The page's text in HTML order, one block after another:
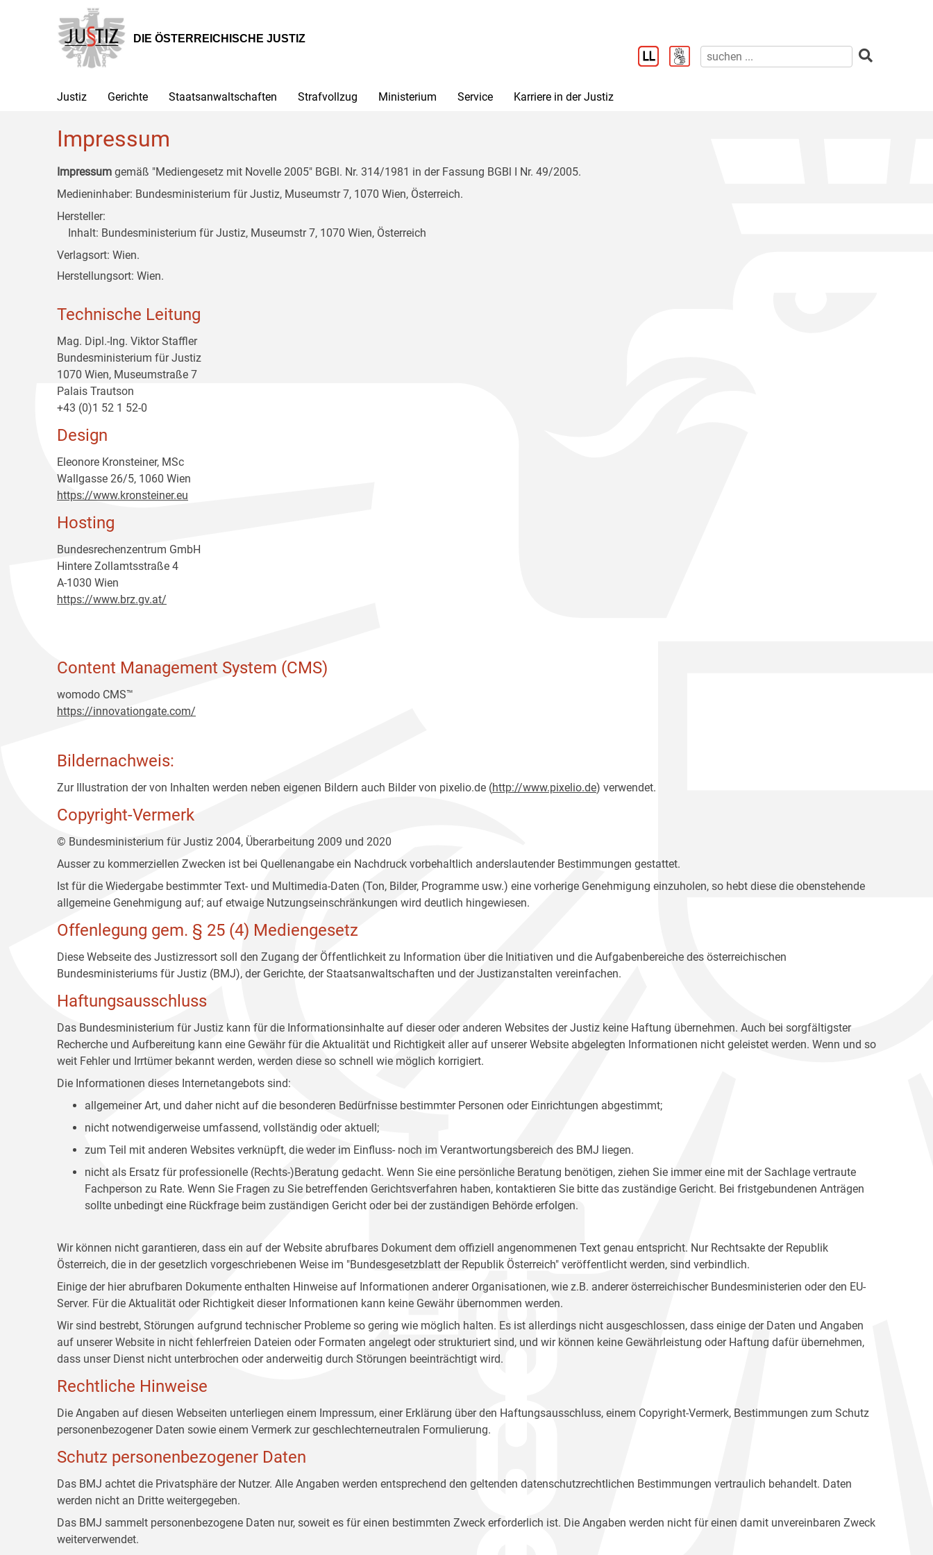
Hauptnavigation
[1]
Inhalt
[2]
Untermenü
[3]
DIE ÖSTERREICHISCHE JUSTIZ
Justiz Gerichte Staatsanwaltschaften Strafvollzug Ministerium Service Karriere in der Justiz
Impressum
Impressum gemäß "Mediengesetz mit Novelle 2005" BGBl. Nr. 314/1981 in der Fassung BGBl I Nr. 49/2005.
Medieninhaber: Bundesministerium für Justiz, Museumstr 7, 1070 Wien, Österreich.
Hersteller:
Inhalt: Bundesministerium für Justiz, Museumstr 7, 1070 Wien, Österreich
Verlagsort: Wien.
Herstellungsort: Wien.
Technische Leitung
Mag. Dipl.-Ing. Viktor Staffler
Bundesministerium für Justiz
1070 Wien, Museumstraße 7
Palais Trautson
+43 (0)1 52 1 52-0
Design
Eleonore Kronsteiner, MSc
Wallgasse 26/5, 1060 Wien
https://www.kronsteiner.eu
Hosting
Bundesrechenzentrum GmbH
Hintere Zollamtsstraße 4
A-1030 Wien
https://www.brz.gv.at/
Content Management System (CMS)
womodo CMS™
https://innovationgate.com/
Bildernachweis:
Zur Illustration der von Inhalten werden neben eigenen Bildern auch Bilder von pixelio.de (http://www.pixelio.de) verwendet.
Copyright-Vermerk
© Bundesministerium für Justiz 2004, Überarbeitung 2009 und 2020
Ausser zu kommerziellen Zwecken ist bei Quellenangabe ein Nachdruck vorbehaltlich anderslautender Bestimmungen gestattet.
Ist für die Wiedergabe bestimmter Text- und Multimedia-Daten (Ton, Bilder, Programme usw.) eine vorherige Genehmigung einzuholen, so hebt diese die obenstehende
allgemeine Genehmigung auf; auf etwaige Nutzungseinschränkungen wird deutlich hingewiesen.
Offenlegung gem. § 25 (4) Mediengesetz
Diese Webseite des Justizressort soll den Zugang der Öffentlichkeit zu Information über die Initiativen und die Aufgabenbereiche des österreichischen
Bundesministeriums für Justiz (BMJ), der Gerichte, der Staatsanwaltschaften und der Justizanstalten vereinfachen.
Haftungsausschluss
Das Bundesministerium für Justiz kann für die Informationsinhalte auf dieser oder anderen Websites der Justiz keine Haftung übernehmen. Auch bei sorgfältigster
Recherche und Aufbereitung kann eine Gewähr für die Aktualität und Richtigkeit aller auf unserer Website abgelegten Informationen nicht geleistet werden. Wenn und so
weit Fehler und Irrtümer bekannt werden, werden diese so schnell wie möglich korrigiert.
Die Informationen dieses Internetangebots sind:
allgemeiner Art, und daher nicht auf die besonderen Bedürfnisse bestimmter Personen oder Einrichtungen abgestimmt;
nicht notwendigerweise umfassend, vollständig oder aktuell;
zum Teil mit anderen Websites verknüpft, die weder im Einfluss- noch im Verantwortungsbereich des BMJ liegen.
nicht als Ersatz für professionelle (Rechts-)Beratung gedacht. Wenn Sie eine persönliche Beratung benötigen, ziehen Sie immer eine mit der Sachlage vertraute
Fachperson zu Rate. Wenn Sie Fragen zu Sie betreffenden Gerichtsverfahren haben, kontaktieren Sie bitte das zuständige Gericht. Bei fristgebundenen Anträgen
sollte unbedingt eine Rückfrage beim zuständigen Gericht oder bei der zuständigen Behörde erfolgen.
Wir können nicht garantieren, dass ein auf der Website abrufbares Dokument dem offiziell angenommenen Text genau entspricht. Nur Rechtsakte der Republik
Österreich, die in der gesetzlich vorgeschriebenen Weise im "Bundesgesetzblatt der Republik Österreich" veröffentlicht werden, sind verbindlich.
Einige der hier abrufbaren Dokumente enthalten Hinweise auf Informationen anderer Organisationen, wie z.B. anderer österreichischer Bundesministerien oder den EU-
Server. Für die Aktualität oder Richtigkeit dieser Informationen kann keine Gewähr übernommen werden.
Wir sind bestrebt, Störungen aufgrund technischer Probleme so gering wie möglich halten. Es ist allerdings nicht ausgeschlossen, dass einige der Daten und Angaben
auf unserer Website in nicht fehlerfreien Dateien oder Formaten angelegt oder strukturiert sind, und wir können keine Gewährleistung oder Haftung dafür übernehmen,
dass unser Dienst nicht unterbrochen oder anderweitig durch Störungen beeinträchtigt wird.
Rechtliche Hinweise
Die Angaben auf diesen Webseiten unterliegen einem Impressum, einer Erklärung über den Haftungsausschluss, einem Copyright-Vermerk, Bestimmungen zum Schutz
personenbezogener Daten sowie einem Vermerk zur geschlechterneutralen Formulierung.
Schutz personenbezogener Daten
Das BMJ achtet die Privatsphäre der Nutzer. Alle Angaben werden entsprechend den geltenden datenschutzrechtlichen Bestimmungen vertraulich behandelt. Daten
werden nicht an Dritte weitergegeben.
Das BMJ sammelt personenbezogene Daten nur, soweit es für einen bestimmten Zweck erforderlich ist. Die Angaben werden nicht für einen damit unvereinbaren Zweck
weiterverwendet.